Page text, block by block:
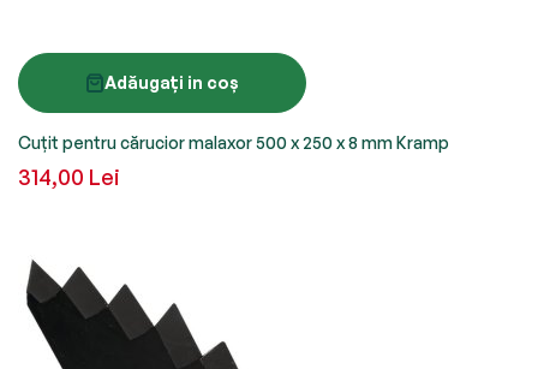
Adăugați in coș
Cuțit pentru cărucior malaxor 500 x 250 x 8 mm Kramp
314,00 Lei